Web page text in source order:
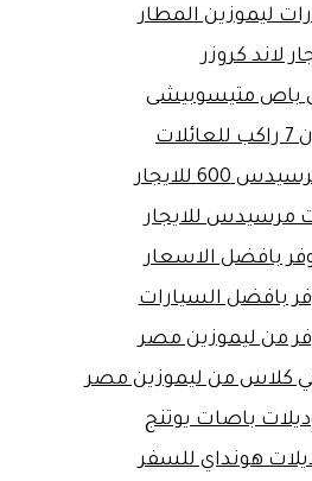
ليموزين المطار
لاند كروزر
باص متيسوبيشى
600 للايجار
مرسيدس للايجار
بافضل الاسعار
بافضل السيارات
من ليموزين مصر
كلاس من ليموزين مصر
باصات يوتنج
هونداي للسفر